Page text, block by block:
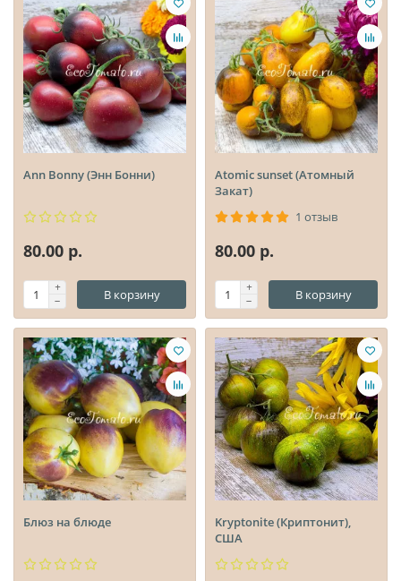
Ann Bonny (Энн Бонни)
80.00 р.
В корзину
Atomic sunset (Атомный
Закат)
1 отзыв
80.00 р.
В корзину
Блюз на блюде
Kryptonite (Криптонит),
США